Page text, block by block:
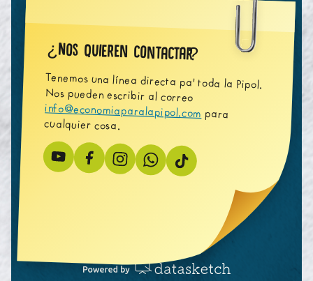
¿Nos quieren contactar?
Tenemos una línea directa pa' toda la Pipol.
Nos pueden escribir al correo
info@economiaparalapipol.com para
cualquier cosa.